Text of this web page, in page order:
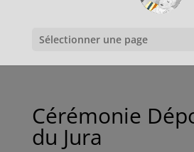
Sélectionner une page
Cérémonie
du Jura